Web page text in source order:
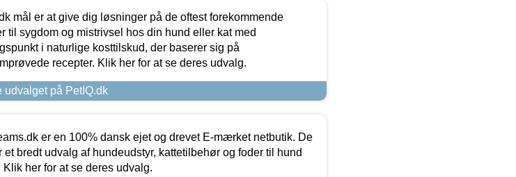
mål er at give dig løsninger på de oftest forekommende
til sygdom og mistrivsel hos din hund eller kat med
i naturlige kosttilskud, der baserer sig på
recepter. Klik her for at se deres udvalg.
udvalget på PetIQ.dk
er en 100% dansk ejet og drevet E-mærket netbutik. De
bredt udvalg af hundeudstyr, kattetilbehør og foder til hund
Klik her for at se deres udvalg.